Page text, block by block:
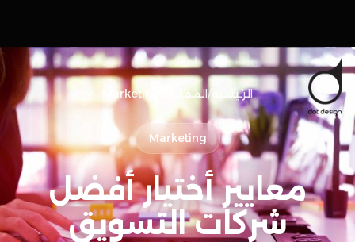
الرئيسية /المقالات Marketing
Marketing
معايير أختيار أفضل
شركات التسويق